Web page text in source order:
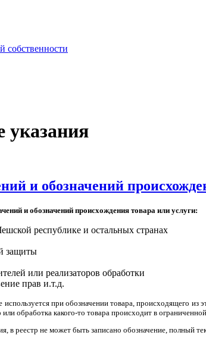
собственности
указания
и обозначений
и обозначений происхождения товара или услуги:
республике и остальных странах
защиты
или реализаторов обработки
прав и.т.д.
при обозначении товара, происходящего
обработка какого-то товара происходит в
в реестр не может быть записано обозначение, полный